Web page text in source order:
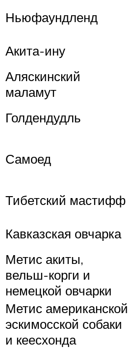
Ньюфаундленд
Акита-ину
Аляскинский
маламут
Голдендудль
Самоед
Тибетский мастифф
Кавказская овчарка
Метис акиты,
вельш-корги и
немецкой овчарки
Метис американской
эскимосской собаки
и кеесхонда